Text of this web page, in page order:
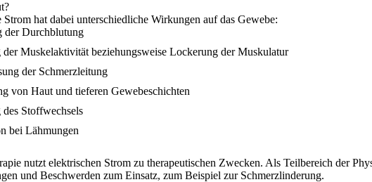
Strom hat dabei unterschiedliche Wirkungen auf das Gewebe:
der Durchblutung
der Muskelaktivität beziehungsweise Lockerung der Muskulatur
der Schmerzleitung
von Haut und tieferen Gewebeschichten
Stoffwechsels
bei Lähmungen
nutzt elektrischen Strom zu therapeutischen Zwecken. Als Teilbereich der
und Beschwerden zum Einsatz, zum Beispiel zur Schmerzlinderung.